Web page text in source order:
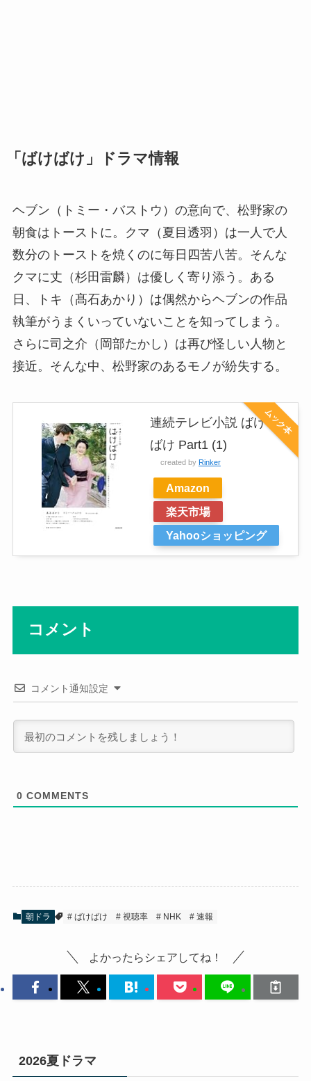
「ばけばけ」ドラマ情報
ヘブン（トミー・バストウ）の意向で、松野家の
朝食はトーストに。クマ（夏目透羽）は一人で人
数分のトーストを焼くのに毎日四苦八苦。そんな
クマに丈（杉田雷麟）は優しく寄り添う。ある
日、トキ（髙石あかり）は偶然からヘブンの作品
執筆がうまくいっていないことを知ってしまう。
さらに司之介（岡部たかし）は再び怪しい人物と
接近。そんな中、松野家のあるモノが紛失する。
連続テレビ小説 ばけ
ばけ Part1 (1)
created by Rinker
Amazon
楽天市場
Yahooショッピング
ムック本
コメント
コメント通知設定
0 COMMENTS
朝ドラ ばけばけ 視聴率 NHK 速報
よかったらシェアしてね！
2026夏ドラマ